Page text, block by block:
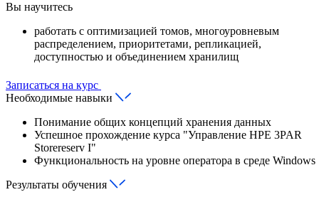
Вы научитесь
работать с оптимизацией томов, многоуровневым
распределением, приоритетами, репликацией,
доступностью и объединением хранилищ
Записаться на курс
Необходимые навыки
Понимание общих концепций хранения данных
Успешное прохождение курса "Управление HPE 3PAR
Storereserv I"
Функциональность на уровне оператора в среде Windows
Результаты обучения